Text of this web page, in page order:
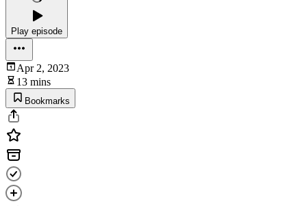
Play episode
Apr 2, 2023
13 mins
Bookmarks